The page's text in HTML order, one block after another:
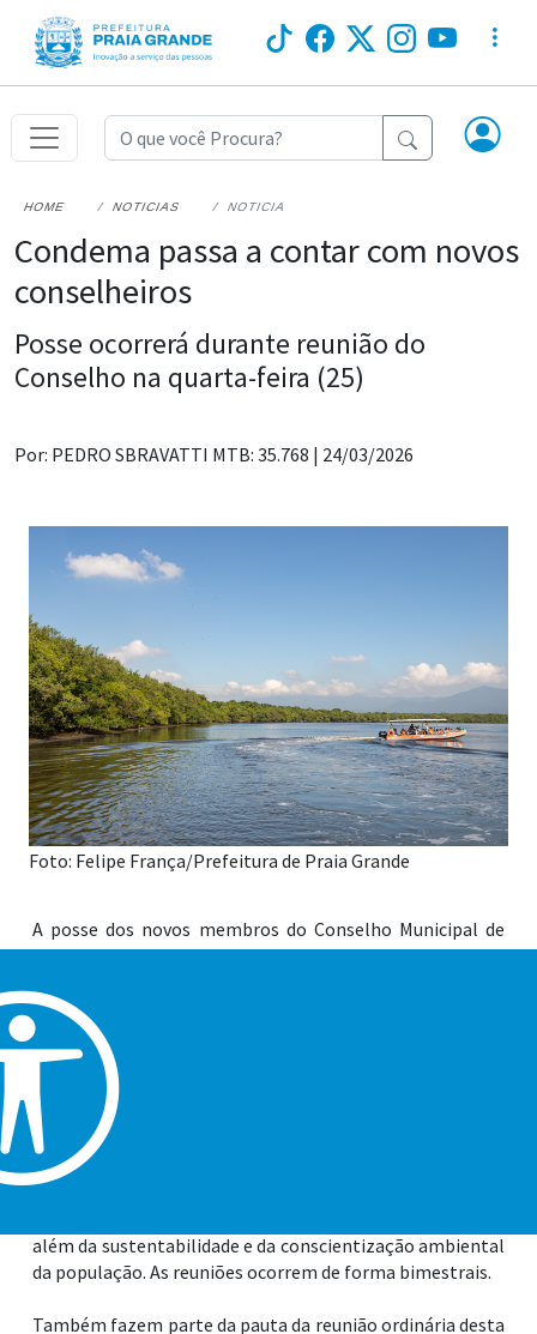
HOME NOTICIAS NOTICIA
Condema passa a contar com novos
conselheiros
Posse ocorrerá durante reunião do
Conselho na quarta-feira (25)
Por: PEDRO SBRAVATTI MTB: 35.768 | 24/03/2026
Foto: Felipe França/Prefeitura de Praia Grande
A posse dos novos membros do Conselho Municipal de
Defesa do Meio Ambiente (Condema) é um dos principais
Fundo Municipal de Meio Ambiente (CDFMMA) na quarta-
feira (25), a partir das 9 horas, na Casa de Conselhos (Rua
Xavantes, 51, Bairro Tupi). O encontro é aberto ao
Os conselheiros que serão empossados permanecerão na
função até 2028. O Condema busca ampliar o debate e a
criação de iniciativas e projetos para incentivar a
além da sustentabilidade e da conscientização ambiental
da população. As reuniões ocorrem de forma bimestrais.
Também fazem parte da pauta da reunião ordinária desta